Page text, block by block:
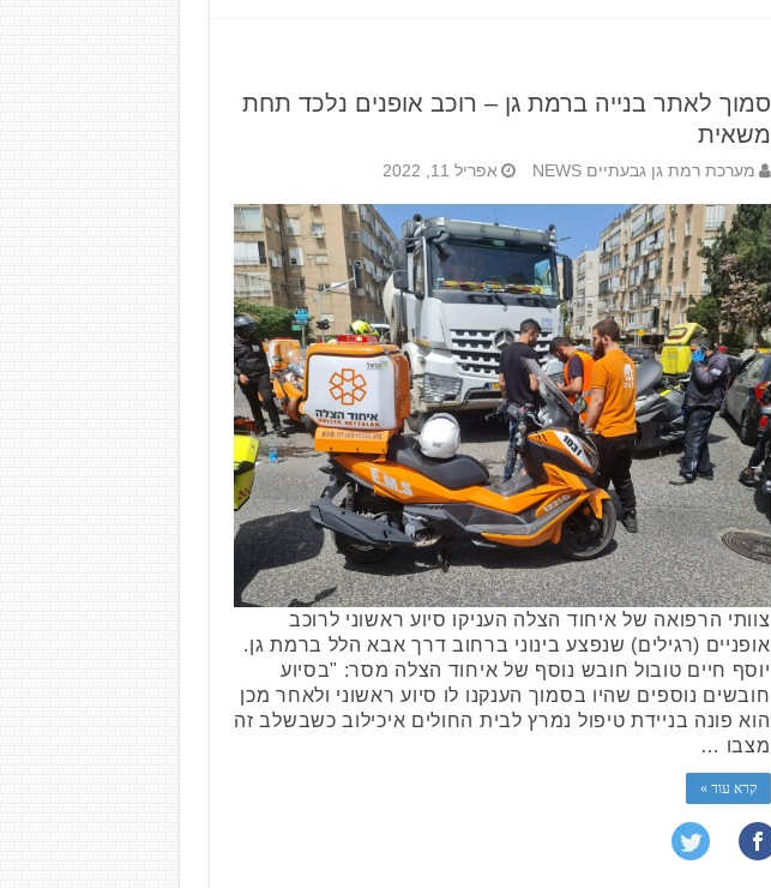
סמוך לאתר בנייה ברמת גן – רוכב אופנים נלכד תחת
משאית
מערכת רמת גן גבעתיים NEWS אפריל 11, 2022
צוותי הרפואה של איחוד הצלה העניקו סיוע ראשוני לרוכב
אופניים (רגילים) שנפצע בינוני ברחוב דרך אבא הלל ברמת גן.
יוסף חיים טובול חובש נוסף של איחוד הצלה מסר: "בסיוע
חובשים נוספים שהיו בסמוך הענקנו לו סיוע ראשוני ולאחר מכן
הוא פונה בניידת טיפול נמרץ לבית החולים איכילוב כשבשלב זה
מצבו …
קרא עוד »